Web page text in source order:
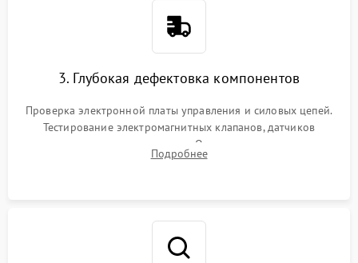
3. Глубокая дефектовка компонентов
Проверка электронной платы управления и силовых цепей.
Тестирование электромагнитных клапанов, датчиков
температуры и расходомера. Оценка степени износа
жерновов кофемолки, уплотнительных колец гидросистемы
Подробнее